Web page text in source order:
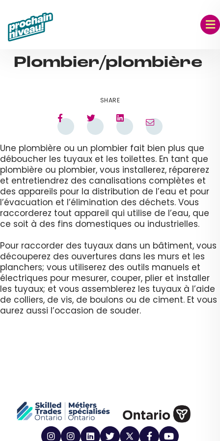
content
Plombier/plombière
SHARE
Une plombière ou un plombier fait bien plus que
déboucher les tuyaux et les toilettes. En tant que
plombière ou plombier, vous installerez, réparerez
et entretiendrez des canalisations complètes et
des appareils pour la distribution de l’eau et pour
l’évacuation et l’élimination des déchets. Vous
raccorderez tout appareil qui utilise de l’eau, que
ce soit à des fins domestiques ou industrielles.
Pour raccorder des tuyaux dans un bâtiment, vous
découperez des ouvertures dans les murs et les
planchers; vous utiliserez des outils manuels et
électriques pour mesurer, couper, plier et installer
les tuyaux; et vous assemblerez les tuyaux à l’aide
de colliers, de vis, de boulons ou de ciment. Et vous
aurez aussi l’occasion de souder.